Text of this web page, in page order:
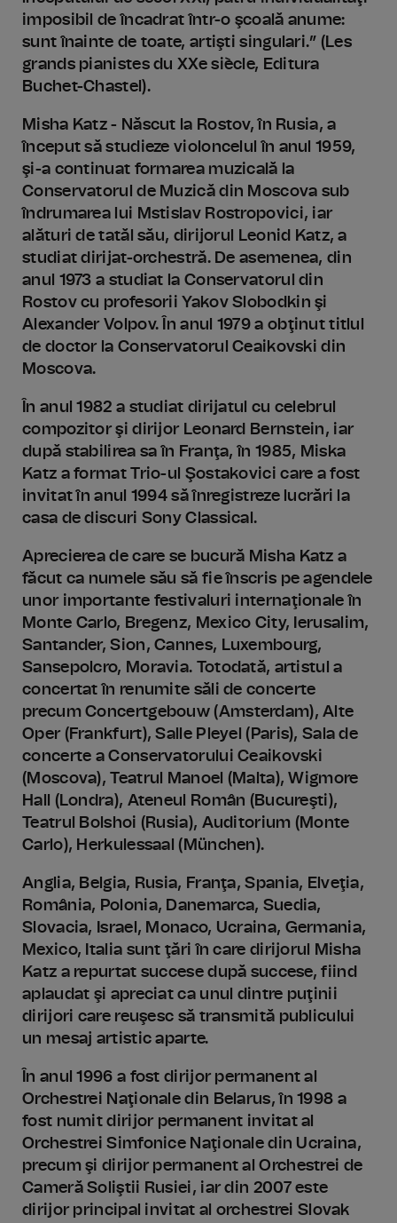
imposibil de încadrat într-o şcoală anume:
sunt înainte de toate, artişti singulari.” (Les
grands pianistes du XXe siècle, Editura
Buchet-Chastel).
Misha Katz - Născut la Rostov, în Rusia, a
început să studieze violoncelul în anul 1959,
şi-a continuat formarea muzicală la
Conservatorul de Muzică din Moscova sub
îndrumarea lui Mstislav Rostropovici, iar
alături de tatăl său, dirijorul Leonid Katz, a
studiat dirijat-orchestră. De asemenea, din
anul 1973 a studiat la Conservatorul din
Rostov cu profesorii Yakov Slobodkin şi
Alexander Volpov. În anul 1979 a obţinut titlul
de doctor la Conservatorul Ceaikovski din
Moscova.
În anul 1982 a studiat dirijatul cu celebrul
compozitor şi dirijor Leonard Bernstein, iar
după stabilirea sa în Franţa, în 1985, Miska
Katz a format Trio-ul Şostakovici care a fost
invitat în anul 1994 să înregistreze lucrări la
casa de discuri Sony Classical.
Aprecierea de care se bucură Misha Katz a
făcut ca numele său să fie înscris pe agendele
unor importante festivaluri internaţionale în
Monte Carlo, Bregenz, Mexico City, Ierusalim,
Santander, Sion, Cannes, Luxembourg,
Sansepolcro, Moravia. Totodată, artistul a
concertat în renumite săli de concerte
precum Concertgebouw (Amsterdam), Alte
Oper (Frankfurt), Salle Pleyel (Paris), Sala de
concerte a Conservatorului Ceaikovski
(Moscova), Teatrul Manoel (Malta), Wigmore
Hall (Londra), Ateneul Român (Bucureşti),
Teatrul Bolshoi (Rusia), Auditorium (Monte
Carlo), Herkulessaal (München).
Anglia, Belgia, Rusia, Franţa, Spania, Elveţia,
România, Polonia, Danemarca, Suedia,
Slovacia, Israel, Monaco, Ucraina, Germania,
Mexico, Italia sunt ţări în care dirijorul Misha
Katz a repurtat succese după succese, fiind
aplaudat şi apreciat ca unul dintre puţinii
dirijori care reuşesc să transmită publicului
un mesaj artistic aparte.
În anul 1996 a fost dirijor permanent al
Orchestrei Naţionale din Belarus, în 1998 a
fost numit dirijor permanent invitat al
Orchestrei Simfonice Naţionale din Ucraina,
precum şi dirijor permanent al Orchestrei de
Cameră Soliştii Rusiei, iar din 2007 este
dirijor principal invitat al orchestrei Slovak